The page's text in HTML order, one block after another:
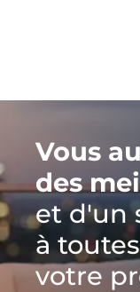
Vous
des
et d'un
à
votre